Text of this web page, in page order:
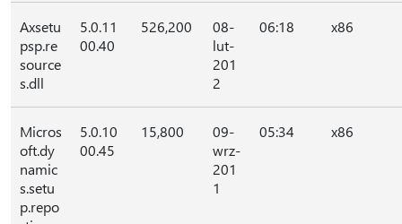
Axsetu
psp.re
source
s.dll
5.0.11
00.40
526,200
08-
lut-
201
2
06:18 x86
Micros
oft.dy
namic
s.setu
p.repo
5.0.10
00.45
15,800
09-
wrz-
201
1
05:34 x86